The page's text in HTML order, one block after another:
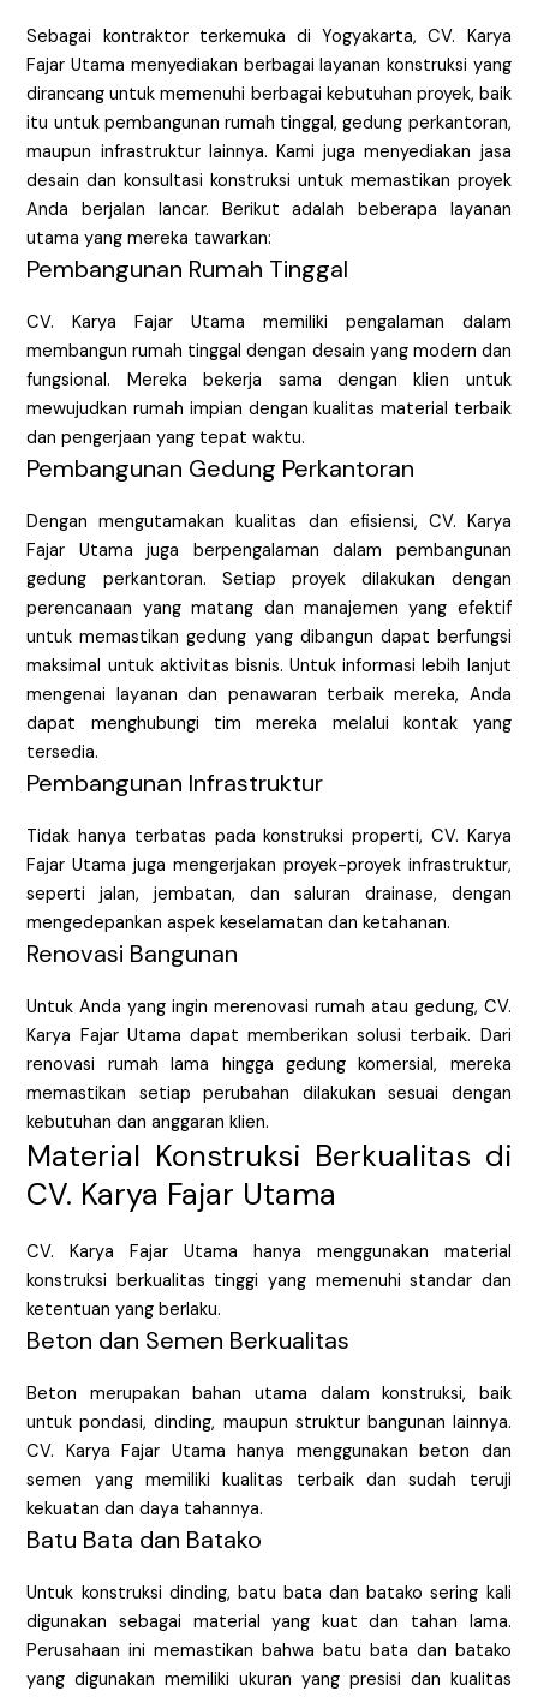
Sebagai kontraktor terkemuka di Yogyakarta, CV. Karya
Fajar Utama menyediakan berbagai layanan konstruksi yang
dirancang untuk memenuhi berbagai kebutuhan proyek, baik
itu untuk pembangunan rumah tinggal, gedung perkantoran,
maupun infrastruktur lainnya. Kami juga menyediakan jasa
desain dan konsultasi konstruksi untuk memastikan proyek
Anda berjalan lancar. Berikut adalah beberapa layanan
utama yang mereka tawarkan:
Pembangunan Rumah Tinggal
CV. Karya Fajar Utama memiliki pengalaman dalam
membangun rumah tinggal dengan desain yang modern dan
fungsional. Mereka bekerja sama dengan klien untuk
mewujudkan rumah impian dengan kualitas material terbaik
dan pengerjaan yang tepat waktu.
Pembangunan Gedung Perkantoran
Dengan mengutamakan kualitas dan efisiensi, CV. Karya
Fajar Utama juga berpengalaman dalam pembangunan
gedung perkantoran. Setiap proyek dilakukan dengan
perencanaan yang matang dan manajemen yang efektif
untuk memastikan gedung yang dibangun dapat berfungsi
maksimal untuk aktivitas bisnis. Untuk informasi lebih lanjut
mengenai layanan dan penawaran terbaik mereka, Anda
dapat menghubungi tim mereka melalui kontak yang
tersedia.
Pembangunan Infrastruktur
Tidak hanya terbatas pada konstruksi properti, CV. Karya
Fajar Utama juga mengerjakan proyek-proyek infrastruktur,
seperti jalan, jembatan, dan saluran drainase, dengan
mengedepankan aspek keselamatan dan ketahanan.
Renovasi Bangunan
Untuk Anda yang ingin merenovasi rumah atau gedung, CV.
Karya Fajar Utama dapat memberikan solusi terbaik. Dari
renovasi rumah lama hingga gedung komersial, mereka
memastikan setiap perubahan dilakukan sesuai dengan
kebutuhan dan anggaran klien.
Material Konstruksi Berkualitas di
CV. Karya Fajar Utama
CV. Karya Fajar Utama hanya menggunakan material
konstruksi berkualitas tinggi yang memenuhi standar dan
ketentuan yang berlaku.
Beton dan Semen Berkualitas
Beton merupakan bahan utama dalam konstruksi, baik
untuk pondasi, dinding, maupun struktur bangunan lainnya.
CV. Karya Fajar Utama hanya menggunakan beton dan
semen yang memiliki kualitas terbaik dan sudah teruji
kekuatan dan daya tahannya.
Batu Bata dan Batako
Untuk konstruksi dinding, batu bata dan batako sering kali
digunakan sebagai material yang kuat dan tahan lama.
Perusahaan ini memastikan bahwa batu bata dan batako
yang digunakan memiliki ukuran yang presisi dan kualitas